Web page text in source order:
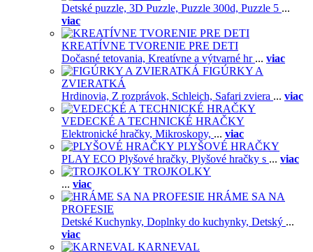
Detské puzzle, 3D Puzzle, Puzzle 300d, Puzzle 5 ...
viac
KREATÍVNE TVORENIE PRE DETI
Dočasné tetovania, Kreatívne a výtvarné hr ... viac
FIGÚRKY A
ZVIERATKÁ
Hrdinovia, Z rozprávok, Schleich, Safari zviera ... viac
VEDECKÉ A TECHNICKÉ HRAČKY
Elektronické hračky, Mikroskopy, ... viac
PLYŠOVÉ HRAČKY
PLAY ECO Plyšové hračky, Plyšové hračky s ... viac
TROJKOLKY
... viac
HRÁME SA NA
PROFESIE
Detské Kuchynky, Doplnky do kuchynky, Detský ...
viac
KARNEVAL